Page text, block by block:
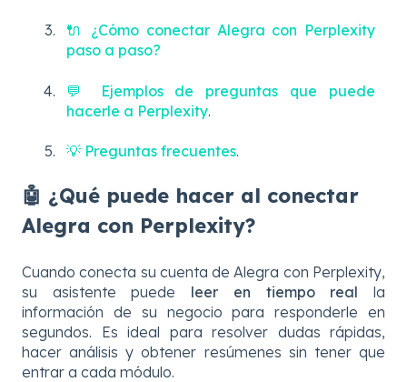
🔌 ¿Cómo conectar Alegra con Perplexity
paso a paso?
💬 Ejemplos de preguntas que puede
hacerle a Perplexity.
💡 Preguntas frecuentes.
🤖 ¿Qué puede hacer al conectar
Alegra con Perplexity?
Cuando conecta su cuenta de Alegra con Perplexity,
su asistente puede leer en tiempo real la
información de su negocio para responderle en
segundos. Es ideal para resolver dudas rápidas,
hacer análisis y obtener resúmenes sin tener que
entrar a cada módulo.